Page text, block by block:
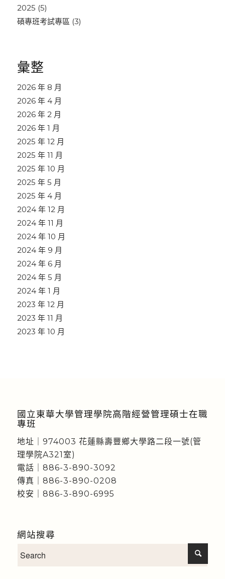
2025 (5)
碩專班考試專區 (3)
彙整
2026 年 8 月
2026 年 4 月
2026 年 2 月
2026 年 1 月
2025 年 12 月
2025 年 11 月
2025 年 10 月
2025 年 5 月
2025 年 4 月
2024 年 12 月
2024 年 11 月
2024 年 10 月
2024 年 9 月
2024 年 6 月
2024 年 5 月
2024 年 1 月
2023 年 12 月
2023 年 11 月
2023 年 10 月
國立東華大學管理學院高階經營管理碩士在職
專班
地址｜974003 花蓮縣壽豐鄉大學路二段一號(管
理學院A321室)
電話｜886-3-890-3092
傳真｜886-3-890-0208
校安｜886-3-890-6995
網站搜尋